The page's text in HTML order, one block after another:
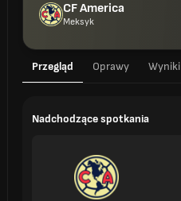
CF America
Meksyk
Przegląd Oprawy Wyniki
Nadchodzące spotkania